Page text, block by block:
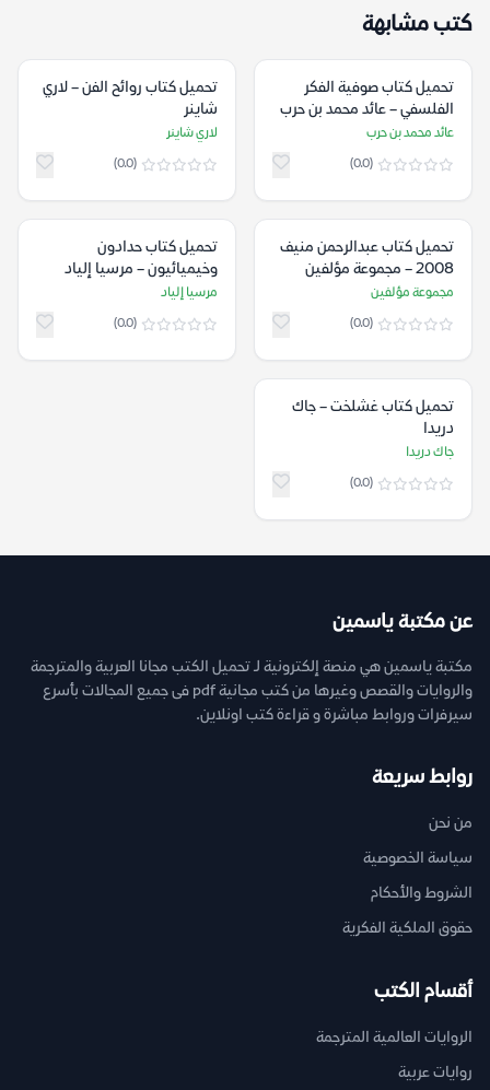
كتب مشابهة
تحميل كتاب صوفية الفكر
الفلسفي – عائد محمد بن حرب
عائد محمد بن حرب
(0.0)
تحميل كتاب روائح الفن – لاري
شاينر
لاري شاينر
(0.0)
تحميل كتاب عبدالرحمن منيف
2008 – مجموعة مؤلفين
مجموعة مؤلفين
(0.0)
تحميل كتاب حدادون
وخيميائيون – مرسيا إلياد
مرسيا إلياد
(0.0)
تحميل كتاب غشلخت – جاك
دريدا
جاك دريدا
(0.0)
عن مكتبة ياسمين
مكتبة ياسمين هي منصة إلكترونية لـ تحميل الكتب مجانا العربية والمترجمة
والروايات والقصص وغيرها من كتب مجانية pdf فى جميع المجالات بأسرع
سيرفرات وروابط مباشرة و قراءة كتب اونلاين.
روابط سريعة
من نحن
سياسة الخصوصية
الشروط والأحكام
حقوق الملكية الفكرية
أقسام الكتب
الروايات العالمية المترجمة
روايات عربية